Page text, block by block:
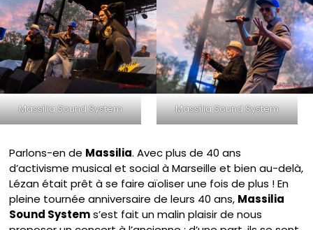
Massilia Sound System Massilia Sound System
Parlons-en de Massilia. Avec plus de 40 ans
d’activisme musical et social à Marseille et bien au-delà,
Lézan était prêt à se faire aïoliser une fois de plus ! En
pleine tournée anniversaire de leurs 40 ans, Massilia
Sound Systems’est fait un malin plaisir de nous